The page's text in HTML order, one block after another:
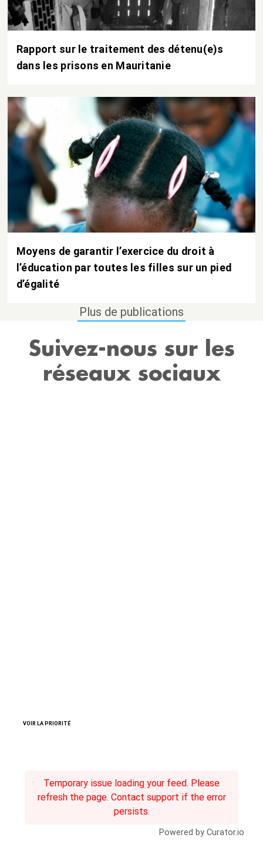
VOIR LA PRIORITÉ
Rapport sur le traitement des détenu(e)s
dans les prisons en Mauritanie
Moyens de garantir l’exercice du droit à
l’éducation par toutes les filles sur un pied
d’égalité
Plus de publications
Suivez-nous sur les
réseaux sociaux
Temporary issue loading your feed. Please
refresh the page. Contact support if the error
persists.
Powered by Curator.io